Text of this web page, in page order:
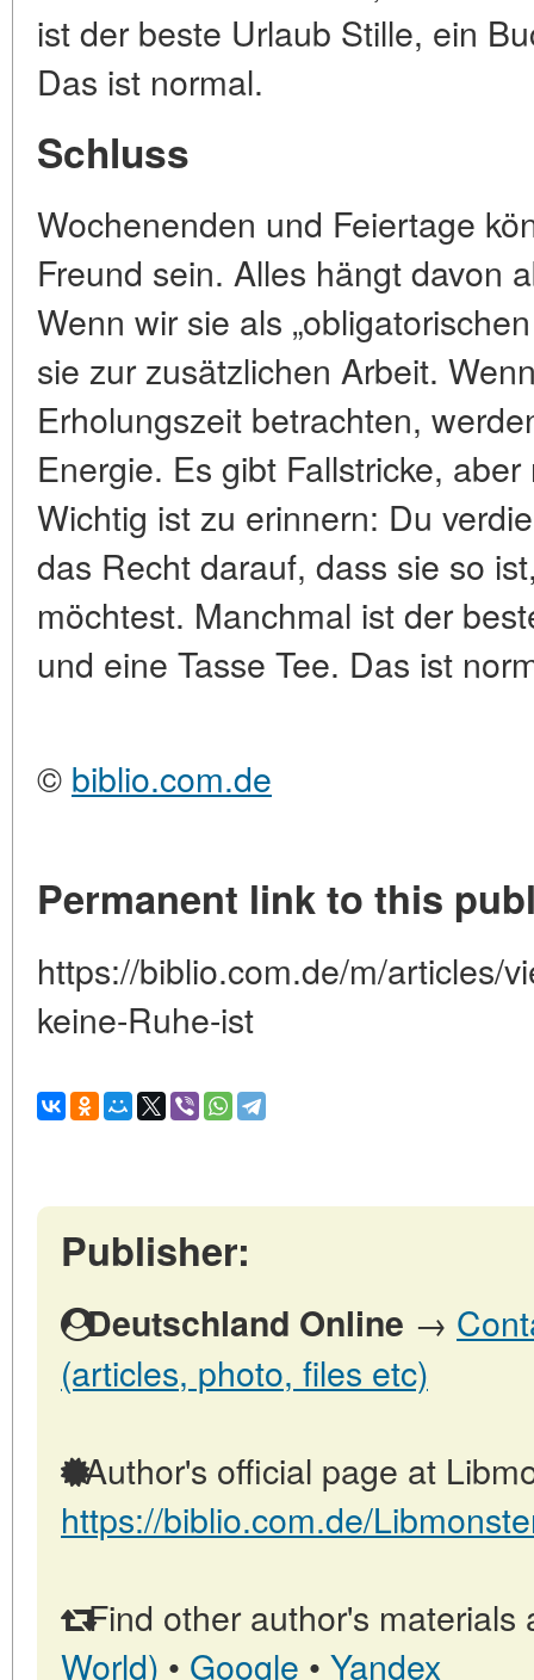
ist der beste Urlaub Stille, ein
Das ist normal.
Schluss
Wochenenden und Feiertage
Freund sein. Alles hängt davon
Wenn wir sie als
sie zur zusätzlichen Arbeit.
Erholungszeit betrachten,
Energie. Es gibt Fallstricke,
Wichtig ist zu erinnern: Du
das Recht darauf, dass sie so
möchtest. Manchmal ist der
und eine Tasse Tee. Das ist
© biblio.com.de
Permanent link to this
https://biblio.com.de/m/articles/
keine-Ruhe-ist
Publisher:
Deutschland Online →
(articles, photo, files etc)
Author's official page at
https://biblio.com.de/
Find other author's materials
World) • Google • Yandex